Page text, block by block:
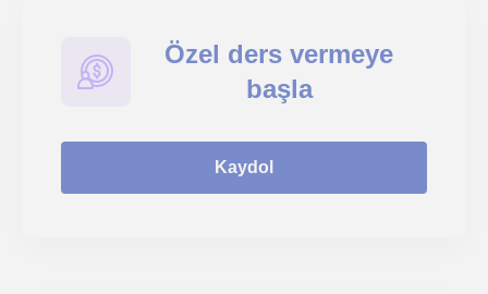
Özel ders vermeye
başla
Kaydol